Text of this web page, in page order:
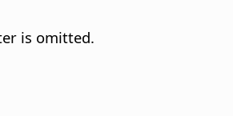
is omitted.